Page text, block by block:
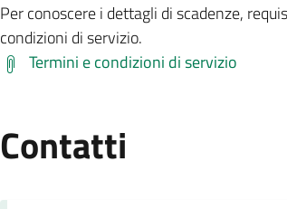
Per conoscere i dettagli di scadenze,
condizioni di servizio.
Termini e condizioni di servizio
Contatti